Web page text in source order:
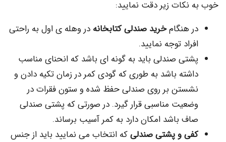
زیر دقت نمایید:
هنگام خرید صندلی کتابخانهدر وهله ی اول به راحتی
توجه نمایید.
صندلی باید به گونه ای باشد که انحنای مناسب
باشد به طوری که گودی کمر در زمان تکیه دادن و
بر روی صندلی حفظ شده و ستون فقرات در
مناسبی قرار گیرد. در صورتی که پشتی صندلی
باشد امکان دارد به کمر آسیب برساند.
و پشتی صندلیکه انتخاب می نمایید باید از جنس